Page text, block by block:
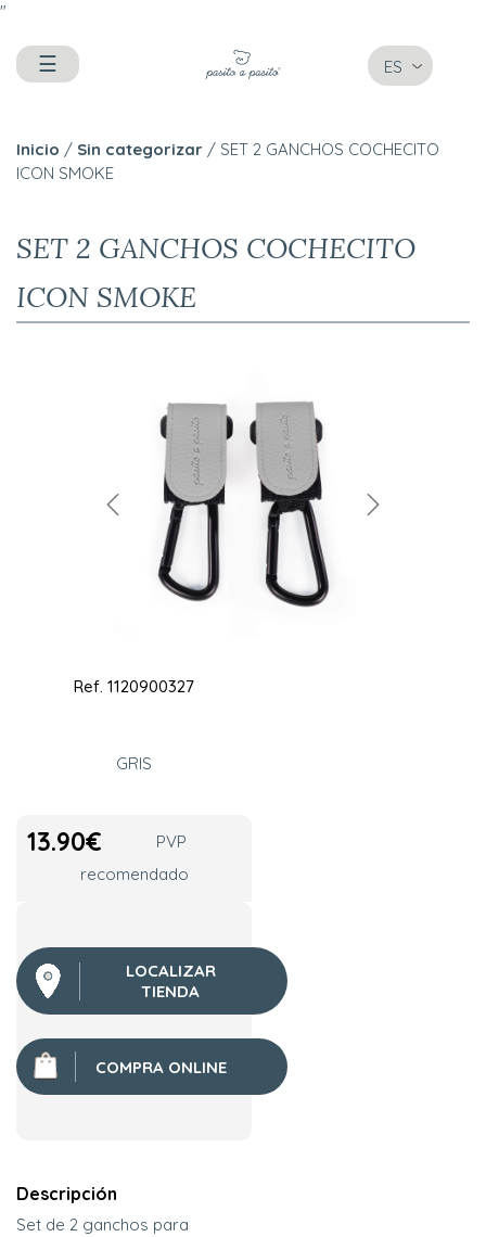
"
☰ ES
Inicio / Sin categorizar / SET 2 GANCHOS COCHECITO
ICON SMOKE
SET 2 GANCHOS COCHECITO
ICON SMOKE
Ref.1120900327
GRIS
13.90€
PVP
recomendado
LOCALIZAR
TIENDA
COMPRA ONLINE
Descripción
Set de 2 ganchos para